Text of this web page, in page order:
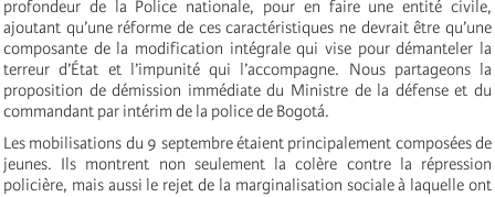
profondeur de la Police nationale, pour en faire une entité civile,
ajoutant qu’une réforme de ces caractéristiques ne devrait être qu’une
composante de la modification intégrale qui vise pour démanteler la
terreur d’État et l’impunité qui l’accompagne. Nous partageons la
proposition de démission immédiate du Ministre de la défense et du
commandant par intérim de la police de Bogotá.
Les mobilisations du 9 septembre étaient principalement composées de
jeunes. Ils montrent non seulement la colère contre la répression
policière, mais aussi le rejet de la marginalisation sociale à laquelle ont